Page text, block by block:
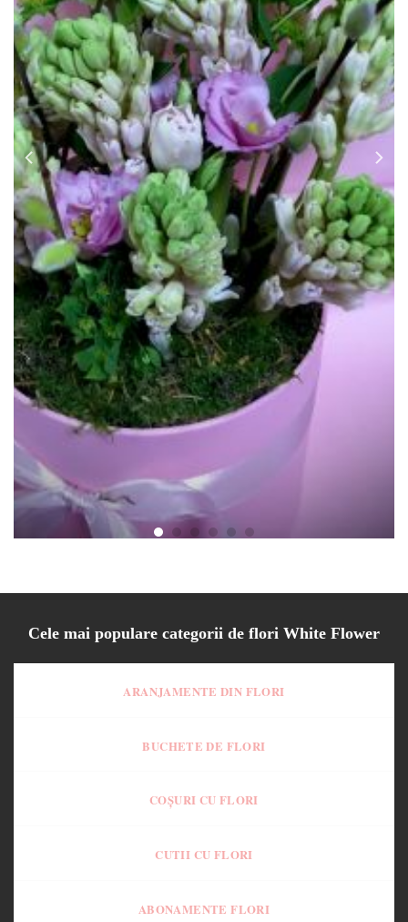
130.00lei
Cele mai populare categorii de flori White Flower
ARANJAMENTE DIN FLORI
BUCHETE DE FLORI
COȘURI CU FLORI
CUTII CU FLORI
ABONAMENTE FLORI